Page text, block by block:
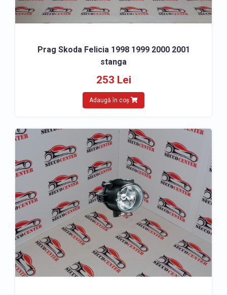
Prag Skoda Felicia 1998 1999 2000 2001
stanga
253 Lei
Adaugă în coș